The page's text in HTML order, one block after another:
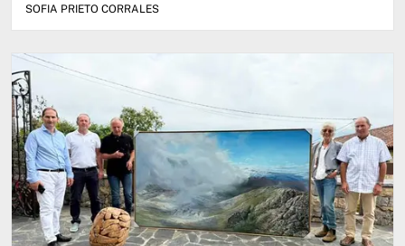
SOFIA PRIETO CORRALES